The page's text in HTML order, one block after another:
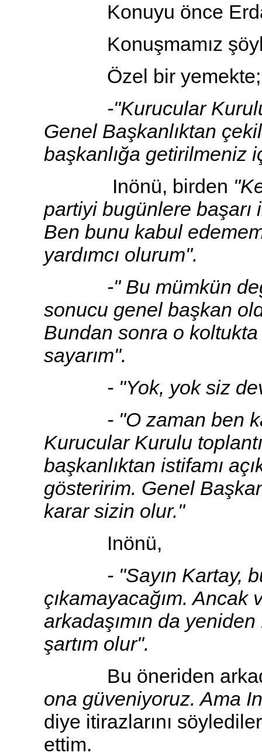
Konuyu önce Erdal
Konuşmamız
Özel bir
-"Kurucular
Genel Başkanlıktan
başkanlığa getirilmeniz
Inönü, birden
partiyi bugünlere
Ben bunu kabul
yardımcı olurum".
-" Bu mümkün
sonucu genel başkan
Bundan sonra o koltukta
sayarım".
- "Yok, yok siz
- "O zaman ben
Kurucular Kurulu
başkanlıktan istifamı
gösteririm. Genel
karar sizin olur."
Inönü,
- "Sayın Kartay, bu
çıkamayacağım.
arkadaşımın da
şartım olur".
Bu öneriden
ona güveniyoruz. Ama
diye itirazlarını
ettim.